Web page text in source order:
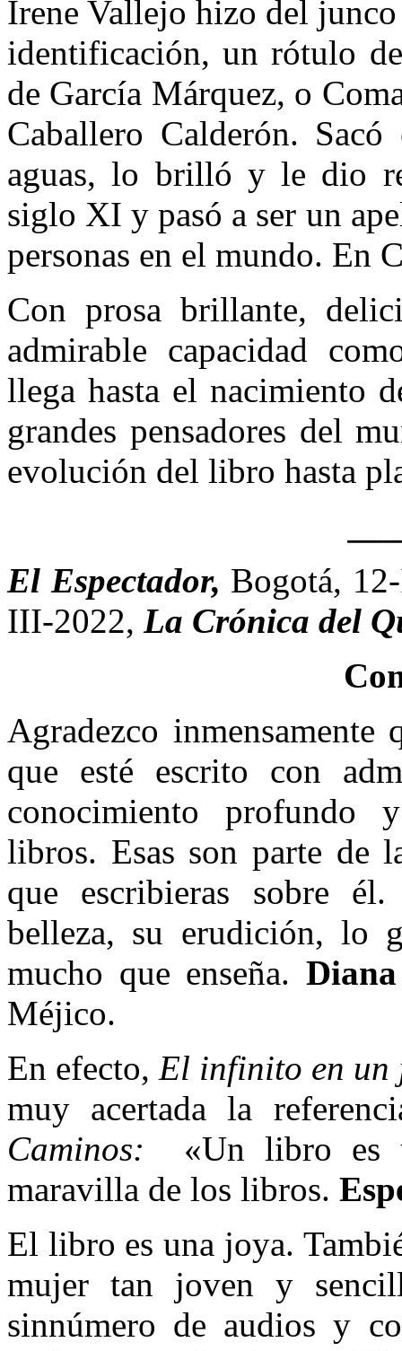
Irene Vallejo hizo del junco
identificación, un rótulo
de García Márquez, o
Caballero Calderón.
aguas, lo brilló y le dio
siglo XI y pasó a ser un
personas en el mundo. En
Con prosa brillante,
admirable capacidad
llega hasta el nacimiento
grandes pensadores del
evolución del libro hasta
El Espectador, Bogotá,
III-2022, La Crónica del
Agradezco
que esté escrito con
conocimiento profundo
libros. Esas son parte de
que escribieras sobre
belleza, su erudición, lo
mucho que enseña.
Méjico.
En efecto, El infinito en un
muy acertada la
Caminos:
«Un libro es
maravilla de los libros.
El libro es una joya.
mujer tan joven y
sinnúmero de audios y